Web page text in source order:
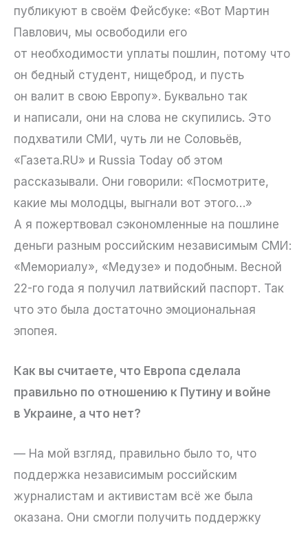
публикуют в своём Фейсбуке: «Вот Мартин
Павлович, мы освободили его
от необходимости уплаты пошлин, потому что
он бедный студент, нищеброд, и пусть
он валит в свою Европу». Буквально так
и написали, они на слова не скупились. Это
подхватили СМИ, чуть ли не Соловьёв,
«Газета.RU» и Russia Today об этом
рассказывали. Они говорили: «Посмотрите,
какие мы молодцы, выгнали вот этого…»
А я пожертвовал сэкономленные на пошлине
деньги разным российским независимым СМИ:
«Мемориалу», «Медузе» и подобным. Весной
22-го года я получил латвийский паспорт. Так
что это была достаточно эмоциональная
эпопея.
Как вы считаете, что Европа сделала
правильно по отношению к Путину и войне
в Украине, а что нет?
— На мой взгляд, правильно было то, что
поддержка независимым российским
журналистам и активистам всё же была
оказана. Они смогли получить поддержку